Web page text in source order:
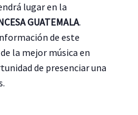
lugar en la
GUATEMALA.
de este
la mejor música en
de presenciar una